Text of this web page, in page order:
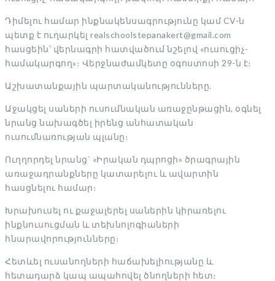
Դիմելու համար ինքնակենսագրությունը կամ CV-ն
պետք է ուղարկել realschoolstepanakert@gmail.com
հասցեին՝ վերնագրի հատվածում նշելով «ուսուցիչ-
համակարգող»։ Վերջնաժամկետը օգոստոսի 29-ն է։
Աշխատանքային պարտականությունները.
Աջակցել սաների ուսումնական առաջընթացին, օգնել
նրանց նախագծել իրենց անհատական
ուսումնառության պլանը։
Ուղղորդել նրանց` «Իրական դպրոցի» ծրագրային
առաջադրանքները կատարելու և ավարտին
հասցնելու համար։
Խրախուսել ու քաջալերել սաներին կիրառելու
ինքնուսուցման և տեխնոլոգիաների
հնարավորությունները։
Հետևել ուսանողների հաճախելիությանը և
հետադարձ կապ ապահովել ծնողների հետ։